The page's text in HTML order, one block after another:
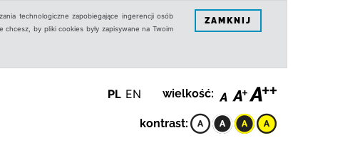
technologiczne zapobiegające ingerencji osób
by pliki cookies były zapisywane na Twoim
ZAMKNIJ
PL EN wielkość:
kontrast: